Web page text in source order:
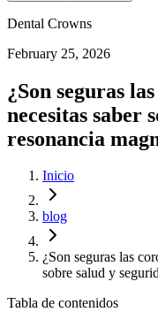
Dental Crowns
February 25, 2026
¿Son seguras
necesitas saber
resonancia
Inicio
blog
¿Son seguras las
sobre salud y
Tabla de contenidos